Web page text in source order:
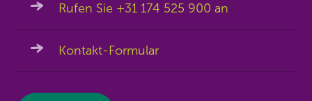
Rufen Sie +31 174 525 900 an
Kontakt-Formular